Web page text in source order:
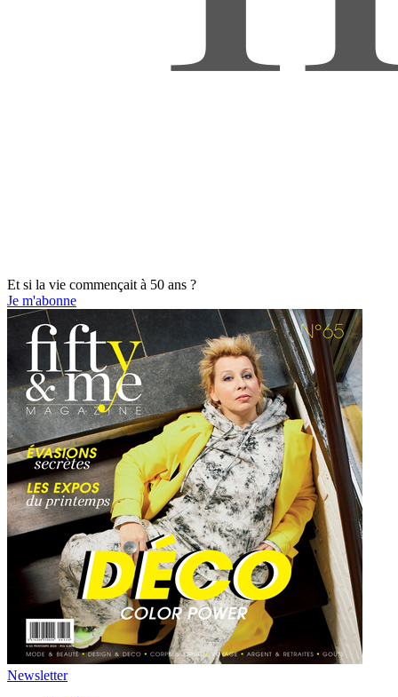
Et si la vie commençait à 50 ans ?
Je m'abonne
Newsletter